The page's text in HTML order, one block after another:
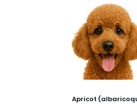
Apricot